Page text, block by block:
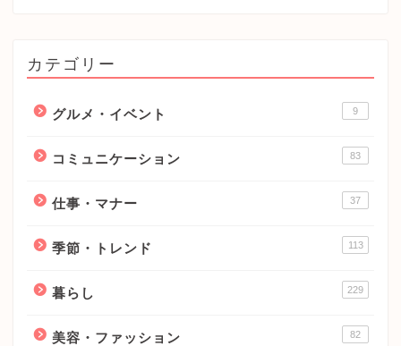
カテゴリー
グルメ・イベント 9
コミュニケーション 83
仕事・マナー 37
季節・トレンド 113
暮らし 229
美容・ファッション 82